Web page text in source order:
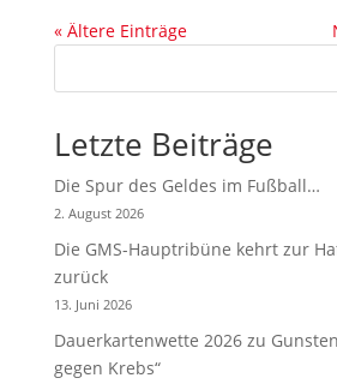
« Ältere Einträge
Letzte Beiträge
Die Spur des Geldes im Fußball…
2. August 2026
Die GMS-Hauptribüne kehrt zur
zurück
13. Juni 2026
Dauerkartenwette 2026 zu
gegen Krebs“